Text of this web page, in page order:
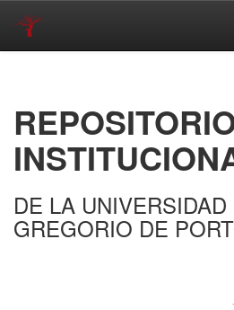
DE LA UNIVERSIDAD
GREGORIO DE